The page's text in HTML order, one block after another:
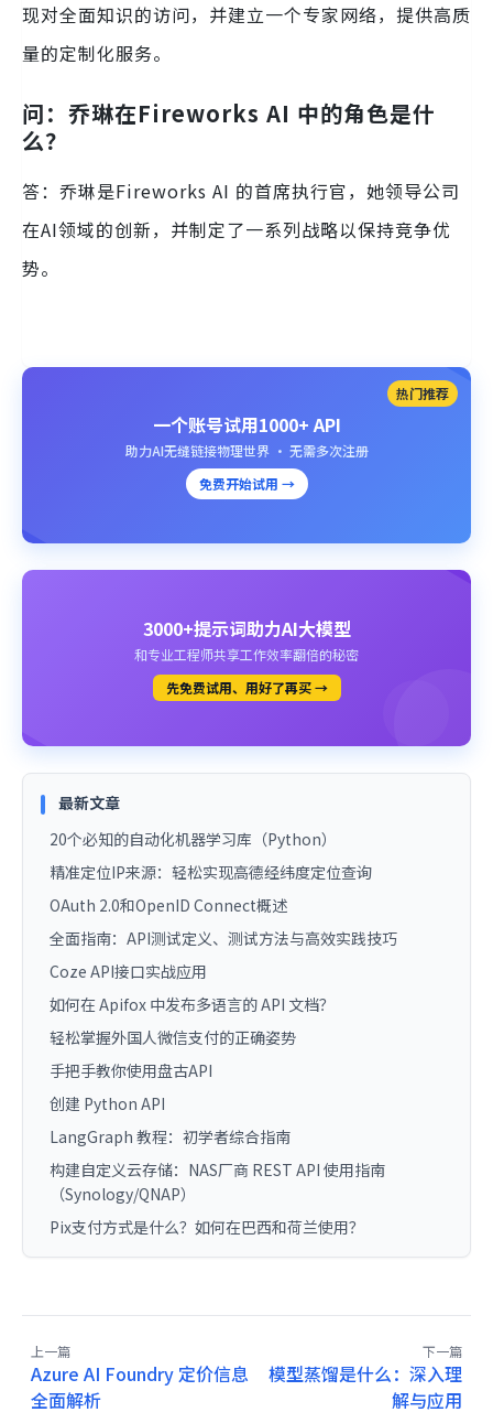
现对全面知识的访问，并建立一个专家网络，提供高质
量的定制化服务。
问：乔琳在Fireworks AI 中的角色是什
么？
答：乔琳是Fireworks AI 的首席执行官，她领导公司
在AI领域的创新，并制定了一系列战略以保持竞争优
势。
热门推荐
一个账号试用1000+ API
助力AI无缝链接物理世界 · 无需多次注册
免费开始试用 →
3000+提示词助力AI大模型
和专业工程师共享工作效率翻倍的秘密
先免费试用、用好了再买 →
最新文章
20个必知的自动化机器学习库（Python）
精准定位IP来源：轻松实现高德经纬度定位查询
OAuth 2.0和OpenID Connect概述
全面指南：API测试定义、测试方法与高效实践技巧
Coze API接口实战应用
如何在 Apifox 中发布多语言的 API 文档？
轻松掌握外国人微信支付的正确姿势
手把手教你使用盘古API
创建 Python API
LangGraph 教程：初学者综合指南
构建自定义云存储：NAS厂商 REST API 使用指南
（Synology/QNAP）
Pix支付方式是什么？如何在巴西和荷兰使用？
上一篇
Azure AI Foundry 定价信息
全面解析
下一篇
模型蒸馏是什么：深入理
解与应用